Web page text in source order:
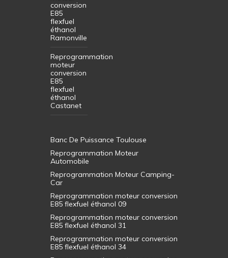
Reprogrammation
moteur
conversion
E85
flexfuel
éthanol
Ramonville
Reprogrammation
moteur
conversion
E85
flexfuel
Banc De Puissance Toulouse
Reprogrammation Moteur
Automobile
Reprogrammation Moteur Camping-
Car
Reprogrammation moteur conversion
E85 flexfuel éthanol 09
Reprogrammation moteur conversion
E85 flexfuel éthanol 31